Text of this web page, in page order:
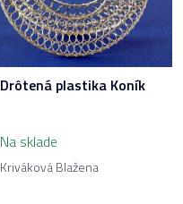
Drôtená plastika Koník
Na sklade
Kriváková Blažena